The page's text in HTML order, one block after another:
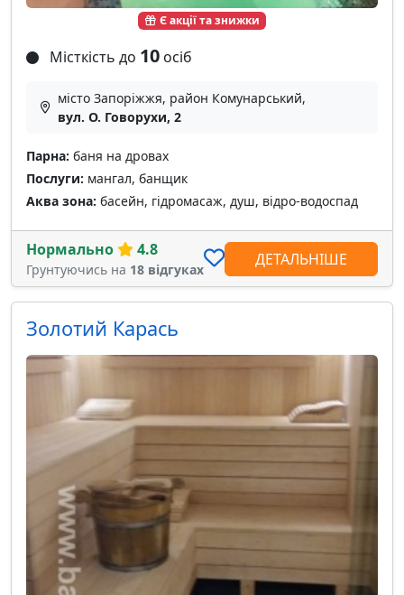
Є акції та знижки
Місткість до 10 осіб
місто Запоріжжя, район Комунарський,
вул. О. Говорухи, 2
Парна: баня на дровах
Послуги: мангал, банщик
Аква зона: басейн, гідромасаж, душ, відро-водоспад
Нормально 4.8
Грунтуючись на 18 відгуках
ДЕТАЛЬНІШЕ
Золотий Карась